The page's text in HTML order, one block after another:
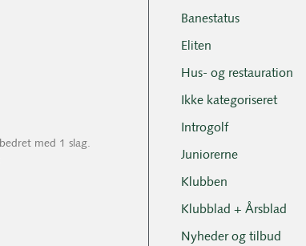
med 1 slag.
Banestatus
Eliten
Hus- og restauration
Ikke kategoriseret
Introgolf
Juniorerne
Klubben
Klubblad + Årsblad
Nyheder og tilbud